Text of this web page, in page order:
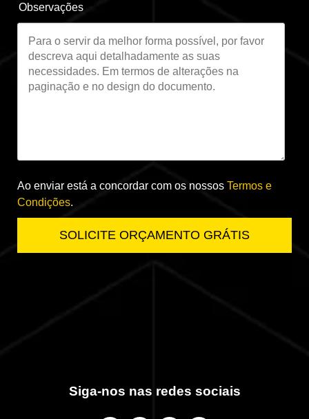
Observações
Ao enviar está a concordar com os nossos Termos e
Condições.
Siga-nos nas redes sociais